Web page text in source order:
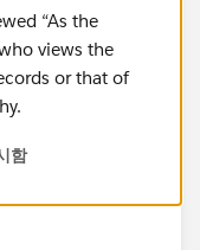
“As the
views the
or that of
함